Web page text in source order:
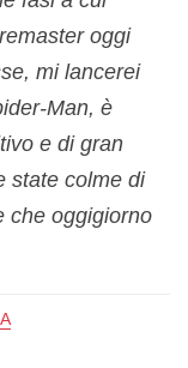
oggi
mi lancerei
Man, è
e di gran
state colme di
che oggigiorno